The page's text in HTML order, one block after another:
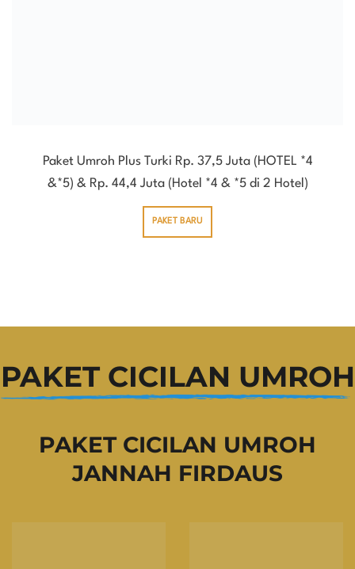
Paket Umroh Plus Turki Rp. 37,5 Juta (HOTEL *4
&*5) & Rp. 44,4 Juta (Hotel *4 & *5 di 2 Hotel)
PAKET BARU
PAKET CICILAN UMROH
PAKET CICILAN UMROH
JANNAH FIRDAUS